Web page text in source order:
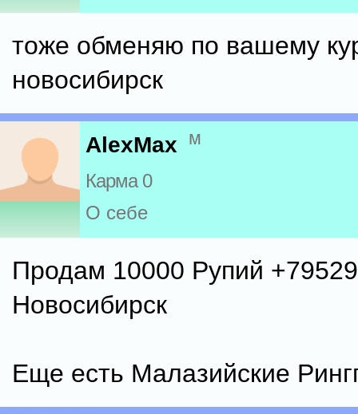
тоже обменяю по вашему
новосибирск
AlexMax м
Карма 0
О себе
Продам 10000 Рупий
Новосибирск
Еще есть Малазийские